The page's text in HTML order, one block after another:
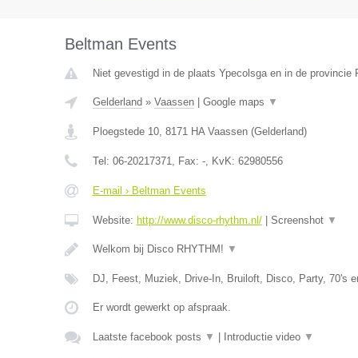
Beltman Events
Niet gevestigd in de plaats Ypecolsga en in de provincie
Gelderland » Vaassen| Google maps ▼
Ploegstede 10, 8171 HA Vaassen(Gelderland)
Tel: 06-20217371, Fax: -, KvK: 62980556
E-mail › Beltman Events
Website: http://www.disco-rhythm.nl/| Screenshot ▼
Welkom bij Disco RHYTHM! ▼
DJ, Feest, Muziek, Drive-In, Bruiloft, Disco, Party, 70's
Er wordt gewerkt op afspraak.
Laatste facebook posts ▼ Introductie video ▼